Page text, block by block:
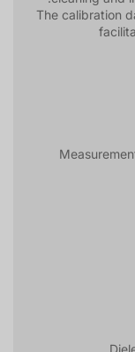
The calibration